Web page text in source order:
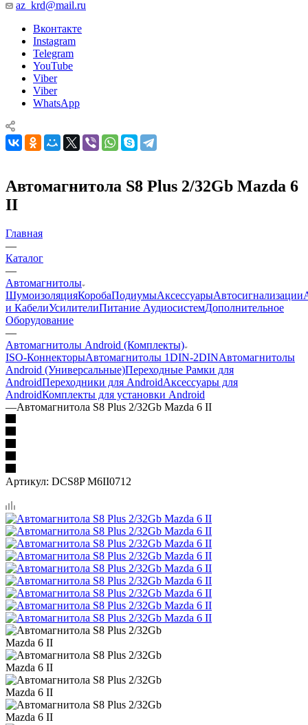
az_krd@mail.ru
Вконтакте
Instagram
Telegram
YouTube
Viber
Viber
WhatsApp
Автомагнитола S8 Plus 2/32Gb Mazda 6
II
Главная
—
Каталог
—
Автомагнитолы
ШумоизоляцияКоробаПодиумыАксессуарыАвтосигнализации
и КабелиУсилителиПитание АудиосистемДополнительное
Оборудование
—
Автомагнитолы Android (Комплекты)
ISO-КоннекторыАвтомагнитолы 1DIN-2DINАвтомагнитолы
Android (Универсальные)Переходные Рамки для
AndroidПереходники для AndroidАксессуары для
AndroidКомплекты для установки Android
—Автомагнитола S8 Plus 2/32Gb Mazda 6 II
Артикул: DCS8P M6II0712